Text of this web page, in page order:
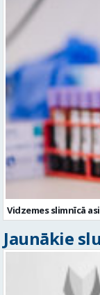
Vidzemes slimnīcā
Jaunākie